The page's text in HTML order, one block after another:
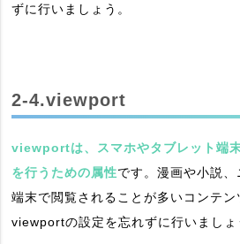
ずに行いましょう。
2-4.viewport
viewportは、スマホやタブレット端
を行うための属性です。漫画や小説
端末で閲覧されることが多いコンテ
viewportの設定を忘れずに行いましょ